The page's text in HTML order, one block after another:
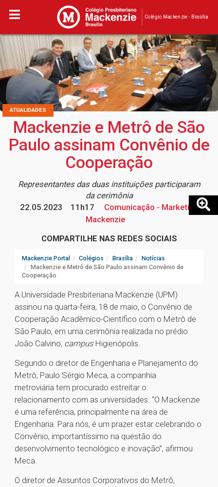
Colégio Mackenzie - Brasília
ATUALIDADES
Mackenzie e Metrô de São
Paulo assinam Convênio de
Cooperação
Representantes das duas instituições participaram
da cerimônia
22.05.2023
11h17
Comunicação - Marketing
Mackenzie
COMPARTILHE NAS REDES SOCIAIS
Mackenzie Portal Colégios Brasília
Notícias
Mackenzie e Metrô de São Paulo assinam Convênio de
Cooperação
A Universidade Presbiteriana Mackenzie (UPM)
assinou na quarta-feira, 18 de maio, o Convênio de
Cooperação Acadêmico-Científico com o Metrô de
São Paulo, em uma cerimônia realizada no prédio
João Calvino, campus Higienópolis.
Segundo o diretor de Engenharia e Planejamento do
Metrô, Paulo Sérgio Meca, a companhia
metroviária tem procurado estreitar o
relacionamento com as universidades. “O Mackenzie
é uma referência, principalmente na área de
Engenharia. Para nós, é um prazer estar celebrando o
Convênio, importantíssimo na questão do
desenvolvimento tecnológico e inovação”, afirmou
Meca.
O diretor de Assuntos Corporativos do Metrô,